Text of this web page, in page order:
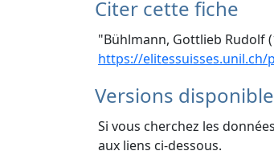
Citer cette fiche
"Bühlmann, Gottlieb Rudolf
https://elitessuisses.unil.ch/
Versions
Si vous cherchez les
aux liens ci-dessous.